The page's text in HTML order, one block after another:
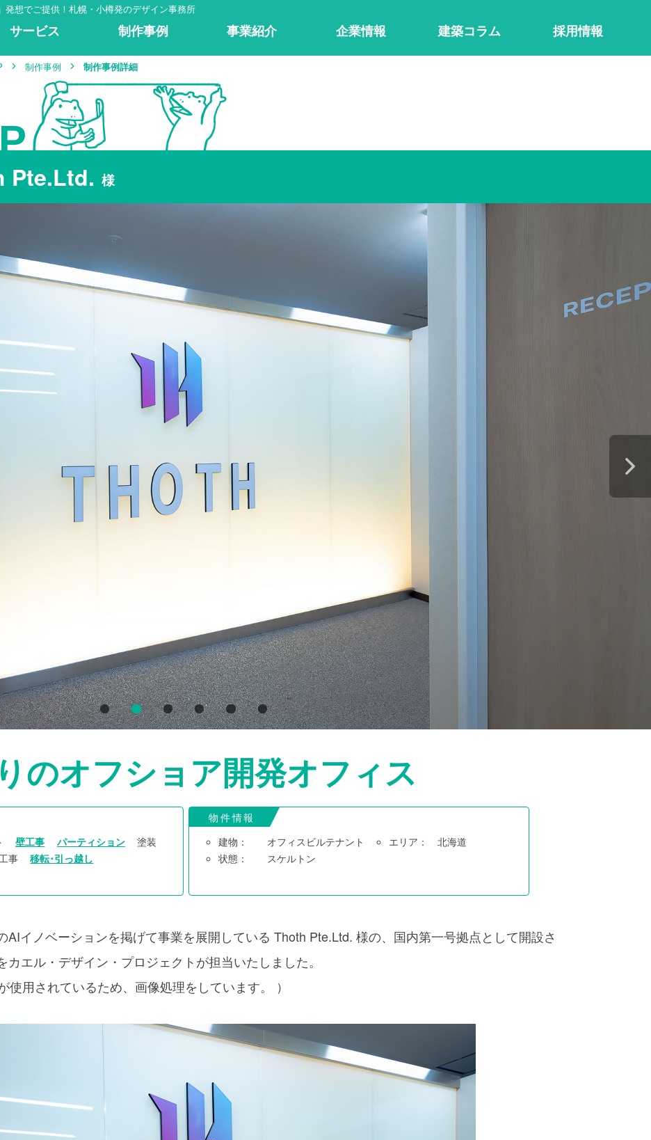
想でご提供！札幌・小樽発のデザイン事務所
サービス
設計 オフィス･店舗 新設･移転 不動産 店舗開発コンサルタント 設備 店舗設備･営繕
電工 電気工事 電工 電気通信工事 不動産 不動産企画･ご紹介
設計 設計･デザイン 設計 オフィス･店舗工事 制作 ロゴ･看板デザイン
制作 ビジネスツール制作 制作 WEBサイト制作 業態別 医療･クリニック内装専門
制作事例
内装デザイン･設計
広告･クリエイティブ
事業紹介
設計施工
設備·営繕
不動産開発
営業·クリエイティブ
企画·開発
企業情報
企業情報
組織図･グループ企業
建築コラム 採用情報
制作事例 制作事例詳細
Pte.Ltd. 様
1 2 3 4 5 6
のオフショア開発オフィス
壁工事 パーティション
塗装
事
移転･引っ越し
物件情報
建物：
オフィスビルテナント エリア：
北海道
状態：
スケルトン
AIイノベーションを掲げて事業を展開している Thoth Pte.Ltd. 様の、国内第一号拠点として開設さ
エル・デザイン・プロジェクトが担当いたしました。
使用されているため、画像処理をしています。 ）